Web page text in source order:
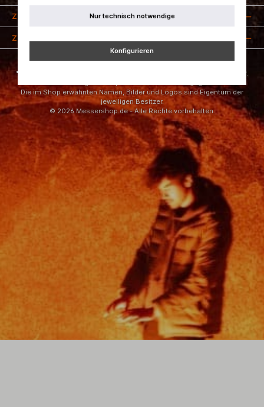
Zahlungsarten
Zertifizierung
* Alle Preise inkl. gesetzl. Mehrwertsteuer zzgl.
und ggf.
Die im Shop erwähnten Namen, Bilder und Logos sind Eigentum der
jeweiligen Besitzer.
© 2026 Messershop.de - Alle Rechte vorbehalten.
Nur technisch notwendige
Konfigurieren